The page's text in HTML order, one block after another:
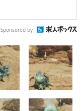
Sponsored by